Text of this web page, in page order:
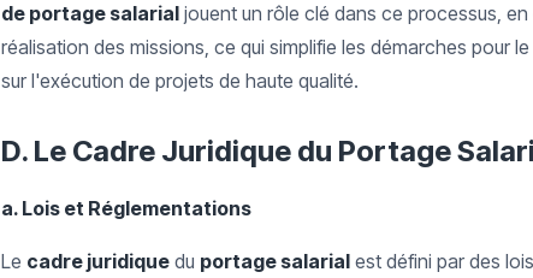
de portage salarial jouent un rôle clé dans ce processus,
réalisation des missions, ce qui simplifie les démarches pour le
sur l'exécution de projets de haute qualité.
D. Le Cadre Juridique du Portage
a. Lois et Réglementations
Le cadre juridique du portage salarial est défini par des